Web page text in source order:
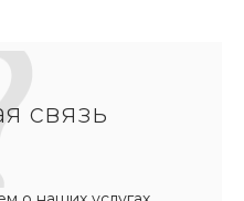
связь